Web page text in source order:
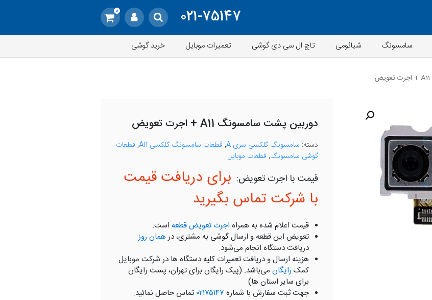
021-75147
0
سامسونگ شیائومی تاچ ال سی دی گوشی تعمیرات موبایل خرید گوشی
دوربین پشت سامسونگ A11 + اجرت تعویض
دسته: سامسونگ گلکسی سری A , قطعات سامسونگ گلکسی A11 , قطعات
گوشی سامسونگ, قطعات موبایل
برای دریافت قیمت
با شرکت تماس بگیرید
قیمت اعلام شده به همراه اجرت تعویض قطعه است.
تعویض این قطعه و ارسال گوشی به مشتری، درهمان روز
دریافت دستگاه انجام می‌شود.
هزینه ارسال و دریافت تعمیرات کلیه دستگاه ها در شرکت موبایل
کمک رایگان می‌باشد. (پیک رایگان برای تهران، پست رایگان
برای سایر استان ها)
جهت ثبت سفارش با شماره ۰۲۱۷۵۱۴۷ تماس حاصل نمائید.